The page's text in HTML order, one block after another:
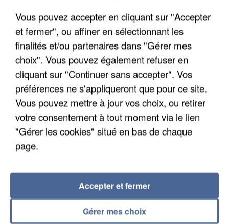
APRÈS TOUTES CES CANICULES, LES REFUGES
DE FAUNE SAUVAGE SONT...
Vous pouvez accepter en cliquant sur "Accepter
et fermer", ou affiner en sélectionnant les
finalités et/ou partenaires dans "Gérer mes
choix". Vous pouvez également refuser en
cliquant sur "Continuer sans accepter". Vos
préférences ne s'appliqueront que pour ce site.
Vous pouvez mettre à jour vos choix, ou retirer
votre consentement à tout moment via le lien
"Gérer les cookies" situé en bas de chaque
page.
Gérer mes choix
Accepter et fermer